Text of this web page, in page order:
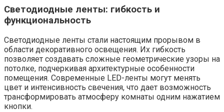
Светодиодные ленты: гибкость и
функциональность
Светодиодные ленты стали настоящим прорывом в
области декоративного освещения. Их гибкость
позволяет создавать сложные геометрические узоры на
потолке, подчеркивая архитектурные особенности
помещения. Современные LED-ленты могут менять
цвет и интенсивность свечения, что дает возможность
трансформировать атмосферу комнаты одним нажатием
кнопки.